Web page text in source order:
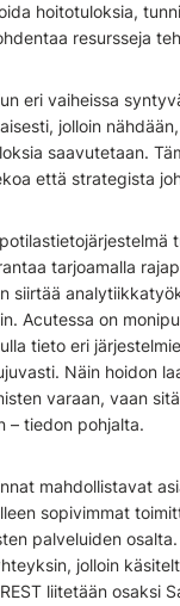
hoitotuloksia,
resursseja
eri vaiheissa
jolloin
saavutetaan.
että strategista
tarjoamalla
siirtää
Acutessa on
tieto eri
Näin hoidon
varaan, vaan
– tiedon pohjalta.
mahdollistavat
sopivimmat
palveluiden
jolloin
liitetään osaksi